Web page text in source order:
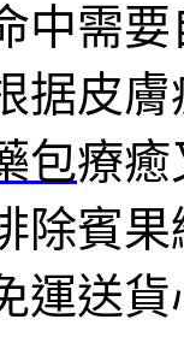
中需
据皮
包療癒
除賓
運送